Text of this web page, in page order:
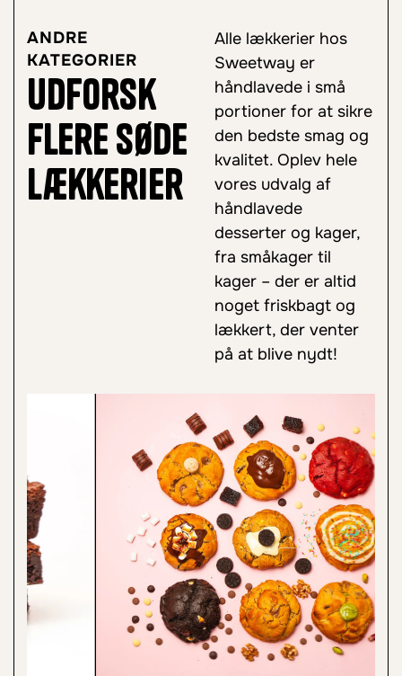
ANDRE
KATEGORIER
Udforsk
flere søde
lækkerier
Alle lækkerier hos
Sweetway er
håndlavede i små
portioner for at sikre
den bedste smag og
kvalitet. Oplev hele
vores udvalg af
håndlavede
desserter og kager,
fra småkager til
kager – der er altid
noget friskbagt og
lækkert, der venter
på at blive nydt!